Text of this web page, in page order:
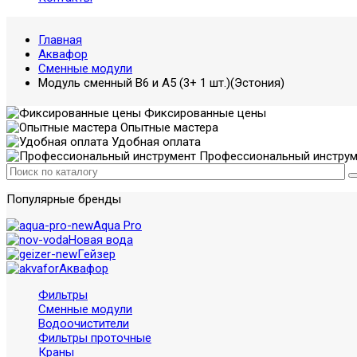
Главная
Аквафор
Сменные модули
Модуль сменный В6 и А5 (3+ 1 шт.)(Эстония)
Фиксированные цены
Опытные мастера
Удобная оплата
Профессиональный
Популярные бренды
Aqua Pro
Новая вода
Гейзер
Аквафор
Фильтры
Сменные модули
Водоочистители
Фильтры проточные
Краны